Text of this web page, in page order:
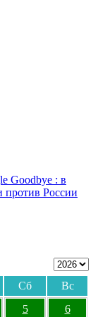
Goodbye : в
против России
Сб
Вс
5 6